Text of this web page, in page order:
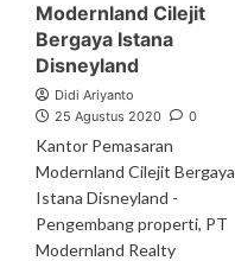
Modernland Cilejit
Bergaya Istana
Disneyland
Didi Ariyanto
25 Agustus 2020
0
Kantor Pemasaran
Modernland Cilejit Bergaya
Istana Disneyland -
Pengembang properti, PT
Modernland Realty